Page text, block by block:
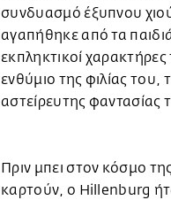
συνδυασμό έξυπνου
αγαπήθηκε από τα
εκπληκτικοί
ενθύμιο της φιλίας του,
αστείρευτης φαντασίας
Πριν μπει στον κόσμο
καρτούν, ο Hillenburg